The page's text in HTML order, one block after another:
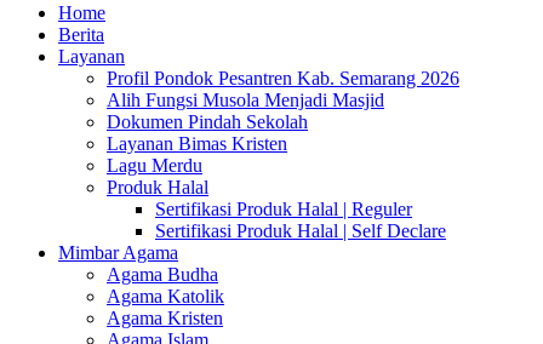
Home
Berita
Layanan
Profil Pondok Pesantren Kab. Semarang 2026
Alih Fungsi Musola Menjadi Masjid
Dokumen Pindah Sekolah
Layanan Bimas Kristen
Lagu Merdu
Produk Halal
Sertifikasi Produk Halal | Reguler
Sertifikasi Produk Halal | Self Declare
Mimbar Agama
Agama Budha
Agama Katolik
Agama Kristen
Agama Islam